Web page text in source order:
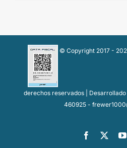
© Copyright 2017 -
derechos reservados |
460925 -
Facebook